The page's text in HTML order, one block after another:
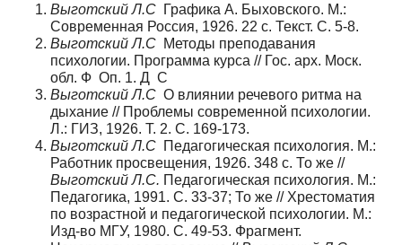
Выготский Л.С Графика А. Быховского. М.:
Современная Россия, 1926. 22 с. Текст. С. 5-8.
Выготский Л.С Методы преподавания
психологии. Программа курса // Гос. арх. Моск.
обл. Ф Оп. 1. Д С
Выготский Л.С О влиянии речевого ритма на
дыхание // Проблемы современной психологии.
Л.: ГИЗ, 1926. Т. 2. С. 169-173.
Выготский Л.С Педагогическая психология. М.:
Работник просвещения, 1926. 348 с. То же //
Выготский Л.С. Педагогическая психология. М.:
Педагогика, 1991. С. 33-37; То же // Хрестоматия
по возрастной и педагогической психологии. М.:
Изд-во МГУ, 1980. С. 49-53. Фрагмент.